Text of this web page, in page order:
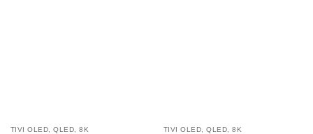
TIVI OLED, QLED, 8K TIVI OLED, QLED, 8K